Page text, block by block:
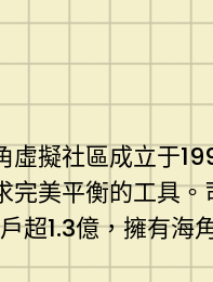
虛擬社區成立于
完美平衡的工具
超1.3億，擁有